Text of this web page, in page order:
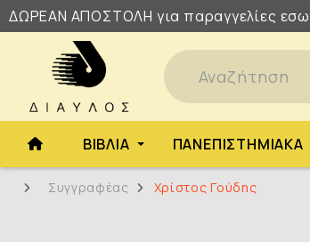
ΔΩΡΕΑΝ ΑΠΟΣΤΟΛΗ για παραγγελίες
ΒΙΒΛΊΑ ΠΑΝΕΠΙΣΤΗΜΙΑΚΆ
Συγγραφέας Χρίστος Γούδης